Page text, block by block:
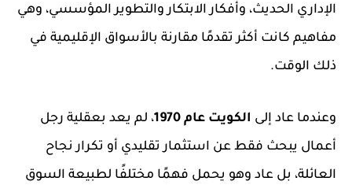
الإداري الحديث، وأفكار الابتكار والتطوير المؤسسي، وهي
مفاهيم كانت أكثر تقدمًا مقارنة بالأسواق الإقليمية في
ذلك الوقت.
وعندما عاد إلى الكويت عام 1970
، لم يعد بعقلية رجل
أعمال يبحث فقط عن استثمار تقليدي أو تكرار نجاح
العائلة، بل عاد وهو يحمل فهمًا مختلفًا لطبيعة السوق